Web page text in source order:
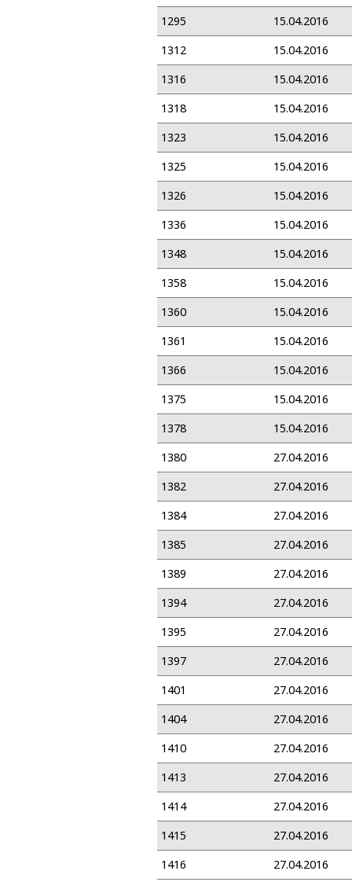
1295
15.04.2016
1312
15.04.2016
1316
15.04.2016
1318
15.04.2016
1323
15.04.2016
1325
15.04.2016
1326
15.04.2016
1336
15.04.2016
1348
15.04.2016
1358
15.04.2016
1360
15.04.2016
1361
15.04.2016
1366
15.04.2016
1375
15.04.2016
1378
15.04.2016
1380
27.04.2016
1382
27.04.2016
1384
27.04.2016
1385
27.04.2016
1389
27.04.2016
1394
27.04.2016
1395
27.04.2016
1397
27.04.2016
1401
27.04.2016
1404
27.04.2016
1410
27.04.2016
1413
27.04.2016
1414
27.04.2016
1415
27.04.2016
1416
27.04.2016